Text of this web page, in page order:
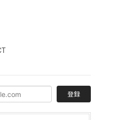
登録